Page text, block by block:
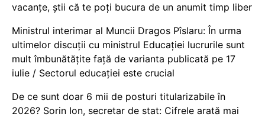
vacanţe, știi că te poți bucura de un anumit timp liber
Ministrul interimar al Muncii Dragos Pîslaru: În urma
ultimelor discuții cu ministrul Educației lucrurile sunt
mult îmbunătățite față de varianta publicată pe 17
iulie / Sectorul educației este crucial
De ce sunt doar 6 mii de posturi titularizabile în
2026? Sorin Ion, secretar de stat: Cifrele arată mai